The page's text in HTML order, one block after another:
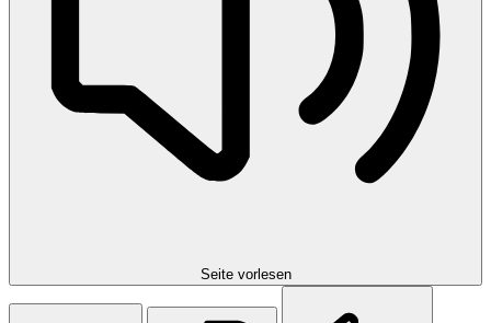
Seite vorlesen